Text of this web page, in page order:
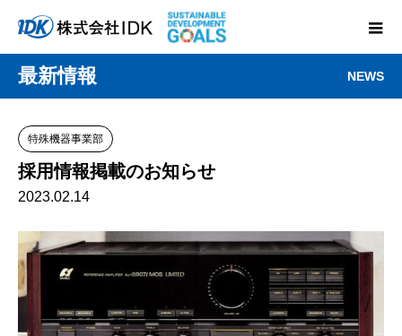
最新情報 NEWS
特殊機器事業部
採用情報掲載のお知らせ
2023.02.14